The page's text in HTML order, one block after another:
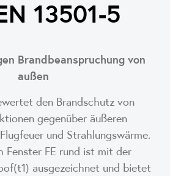
13501-5
Brandbeanspruchung von
außen
den Brandschutz von
gegenüber äußeren
und Strahlungswärme.
Fenster FE rund ist mit der
ausgezeichnet und bietet